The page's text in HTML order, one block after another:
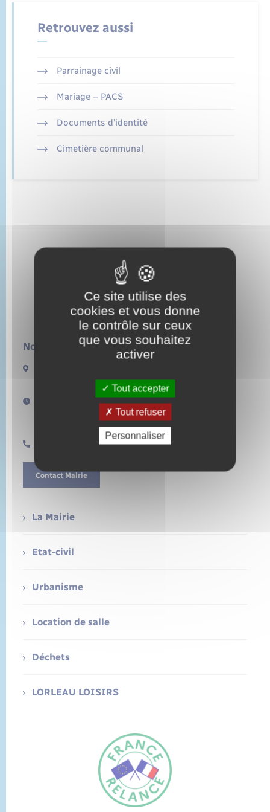
Cimetière communal
Retrouvez aussi
Parrainage civil
Mariage – PACS
Documents d’identité
Cimetière communal
Nous contacter :
27480 LORLEAU
Horaires d'ouverture :
Lundi de 14h à 17h
Samedi de 11h à 12h
Contact Mairie
La Mairie
Etat-civil
Urbanisme
Location de salle
Déchets
LORLEAU LOISIRS
Ce site utilise des
cookies et vous donne
le contrôle sur ceux
que vous souhaitez
activer
Tout accepter
Tout refuser
Personnaliser